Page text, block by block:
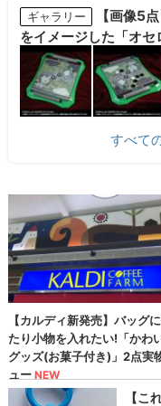
ギャラリー
【画像5
をイメージした「オセ
すべて